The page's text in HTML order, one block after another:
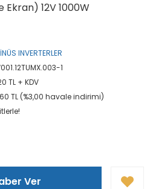
Ekran) 12V 1000W
INVERTERLER
1
TL + KDV
TL (%3,00 havale indirimi)
Ver